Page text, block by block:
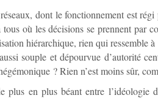
dont le fonctionnement est
où les décisions se prennent par
hiérarchique, rien qui ressemble
souple et dépourvue d’autorité
? Rien n’est moins sûr,
en plus béant entre l’idéologie